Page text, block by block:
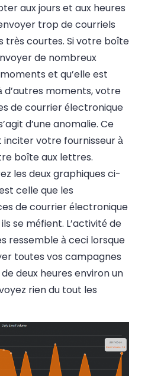
aux jours et aux heures
trop de courriels
très courtes. Si votre boîte
de nombreux
et qu’elle est
moments, votre
de courrier électronique
d’une anomalie. Ce
inciter votre fournisseur à
boîte aux lettres.
les deux graphiques ci-
celle que les
de courrier électronique
se méfient. L’activité de
ressemble à ceci lorsque
toutes vos campagnes
deux heures environ un
rien du tout les